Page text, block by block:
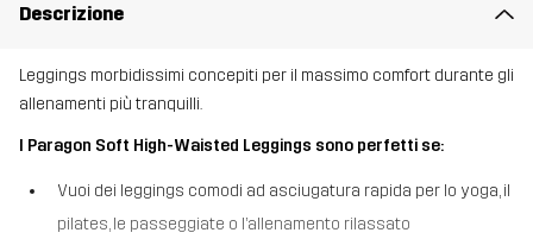
Descrizione
Leggings morbidissimi concepiti per il massimo comfort durante gli
allenamenti più tranquilli.
I Paragon Soft High-Waisted Leggings sono perfetti se:
Vuoi dei leggings comodi ad asciugatura rapida per lo yoga, il
pilates, le passeggiate o l’allenamento rilassato